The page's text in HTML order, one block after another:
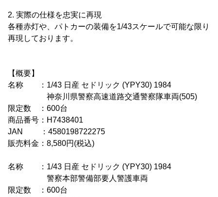
2. 実際の仕様を忠実に再現
各種赤灯や、パトカーの装備を1/43スケールで可能な限り
再現しております。
【概要】
名称 ：1/43 日産 セドリック (YPY30) 1984
神奈川県警察高速道路交通警察隊車両(505)
限定数 ：600台
商品番号：H7438401
JAN ：4580198722275
販売料金：8,580円(税込)
名称 ：1/43 日産 セドリック (YPY30) 1984
警察本部警備部要人警護車両
限定数 ：600台